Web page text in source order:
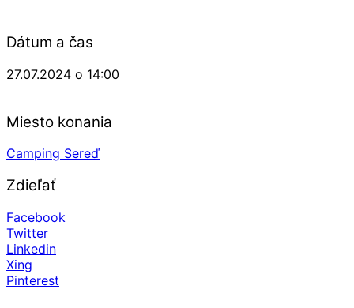
Dátum a čas
27.07.2024 o 14:00
Miesto konania
Camping Sereď
Zdieľať
Facebook
Twitter
Linkedin
Xing
Pinterest